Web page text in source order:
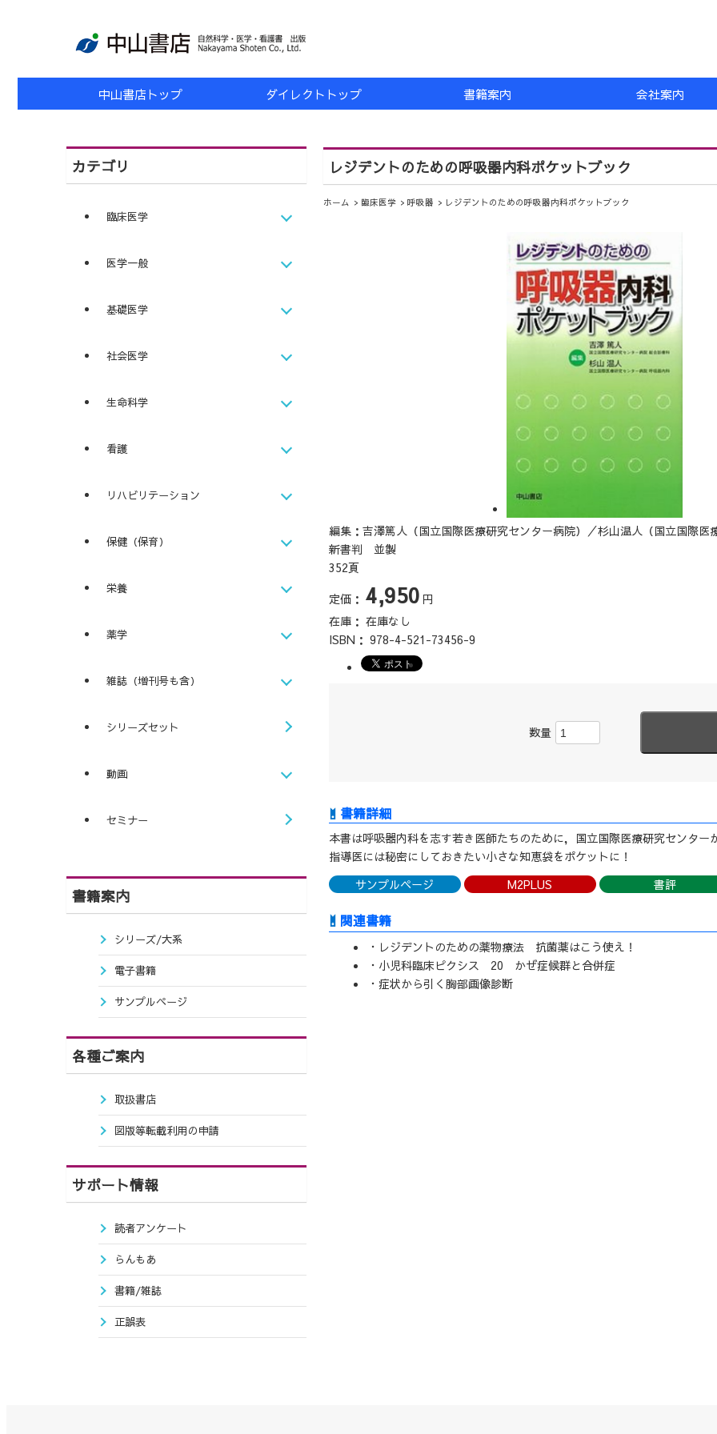
中山書店トップ ダイレクトトップ 書籍案内 会社案内
レジデントのための呼吸器内科ポケットブック
ホーム 臨床医学 呼吸器 レジデントのための呼吸器内科ポケットブック
編集：吉澤篤人（国立国際医療研究センター病院）／杉山温人（国立国際医
新書判 並製
352頁
定価： 4,950 円
在庫： 在庫なし
ISBN： 978-4-521-73456-9
数量
本書は呼吸器内科を志す若き医師たちのために，国立国際医療研究センター
指導医には秘密にしておきたい小さな知恵袋をポケットに！
サンプルページ
M2PLUS 書評
関連書籍
・レジデントのための薬物療法 抗菌薬はこう使え！
・小児科臨床ピクシス 20 かぜ症候群と合併症
・症状から引く胸部画像診断
カテゴリ
臨床医学
医学一般
基礎医学
社会医学
生命科学
看護
リハビリテーション
保健（保育）
栄養
薬学
雑誌（増刊号も含）
シリーズセット
動画
セミナー
書籍案内
シリーズ/大系
電子書籍
サンプルページ
各種ご案内
取扱書店
図版等転載利用の申請
サポート情報
読者アンケート
らんもあ
書籍/雑誌
正誤表